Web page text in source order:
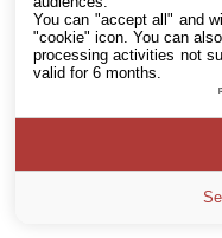
You can "accept all" and
"cookie" icon. You can
processing activities not
valid for 6 months.